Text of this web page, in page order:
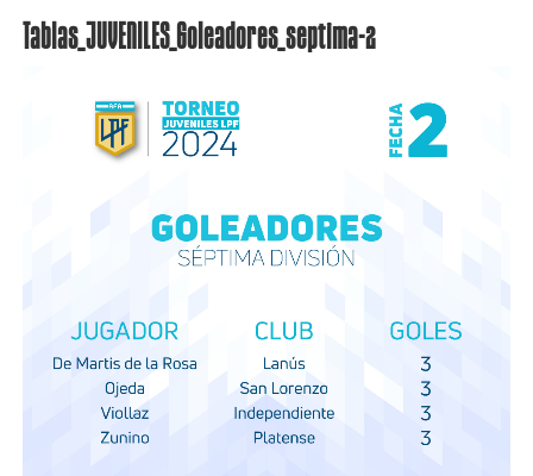
Tablas_JUVENILES_Goleadores_septima-2